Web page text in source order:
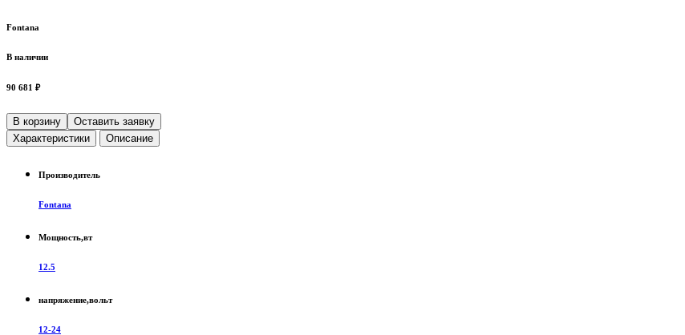
Fontana
В наличии
90 681 ₽
В корзину
Оставить заявку
Характеристики
Описание
Производитель
Fontana
Мощность,вт
12.5
напряжение,вольт
12-24